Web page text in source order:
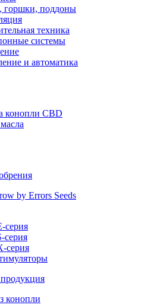
горшки, поддоны
техника
системы
и автоматика
конопли CBD
by Errors Seeds
серия
серия
серия
конопли